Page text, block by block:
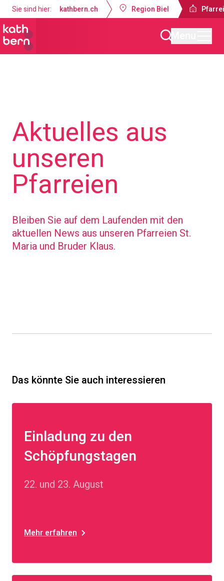
Sie sind hier: kathbern.ch Region Biel
Aktuelles aus
unseren
Pfarreien
Bleiben Sie auf dem Laufenden mit den
aktuellen News aus unseren Pfarreien St.
Maria und Bruder Klaus.
Das könnte Sie auch interessieren
Einladung zu den
Schöpfungstagen
22. und 23. August
Mehr erfahren